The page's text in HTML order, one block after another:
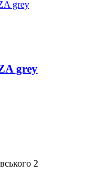
grey
2